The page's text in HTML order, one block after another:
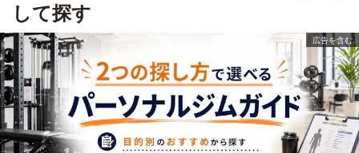
して探す